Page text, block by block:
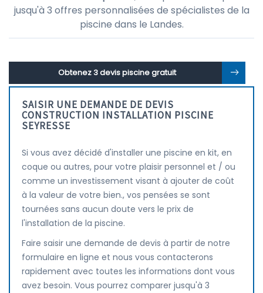
jusqu'à 3 offres personnalisées de spécialistes de la
piscine dans le Landes.
Obtenez 3 devis piscine gratuit
SAISIR UNE DEMANDE DE DEVIS
CONSTRUCTION INSTALLATION PISCINE
SEYRESSE
Si vous avez décidé d'installer une piscine en kit, en
coque ou autres, pour votre plaisir personnel et / ou
comme un investissement visant à ajouter de coût
à la valeur de votre bien., vos pensées se sont
tournées sans aucun doute vers le prix de
l'installation de la piscine.
Faire saisir une demande de devis à partir de notre
formulaire en ligne et nous vous contacterons
rapidement avec toutes les informations dont vous
avez besoin. Vous pourrez comparer jusqu'à 3